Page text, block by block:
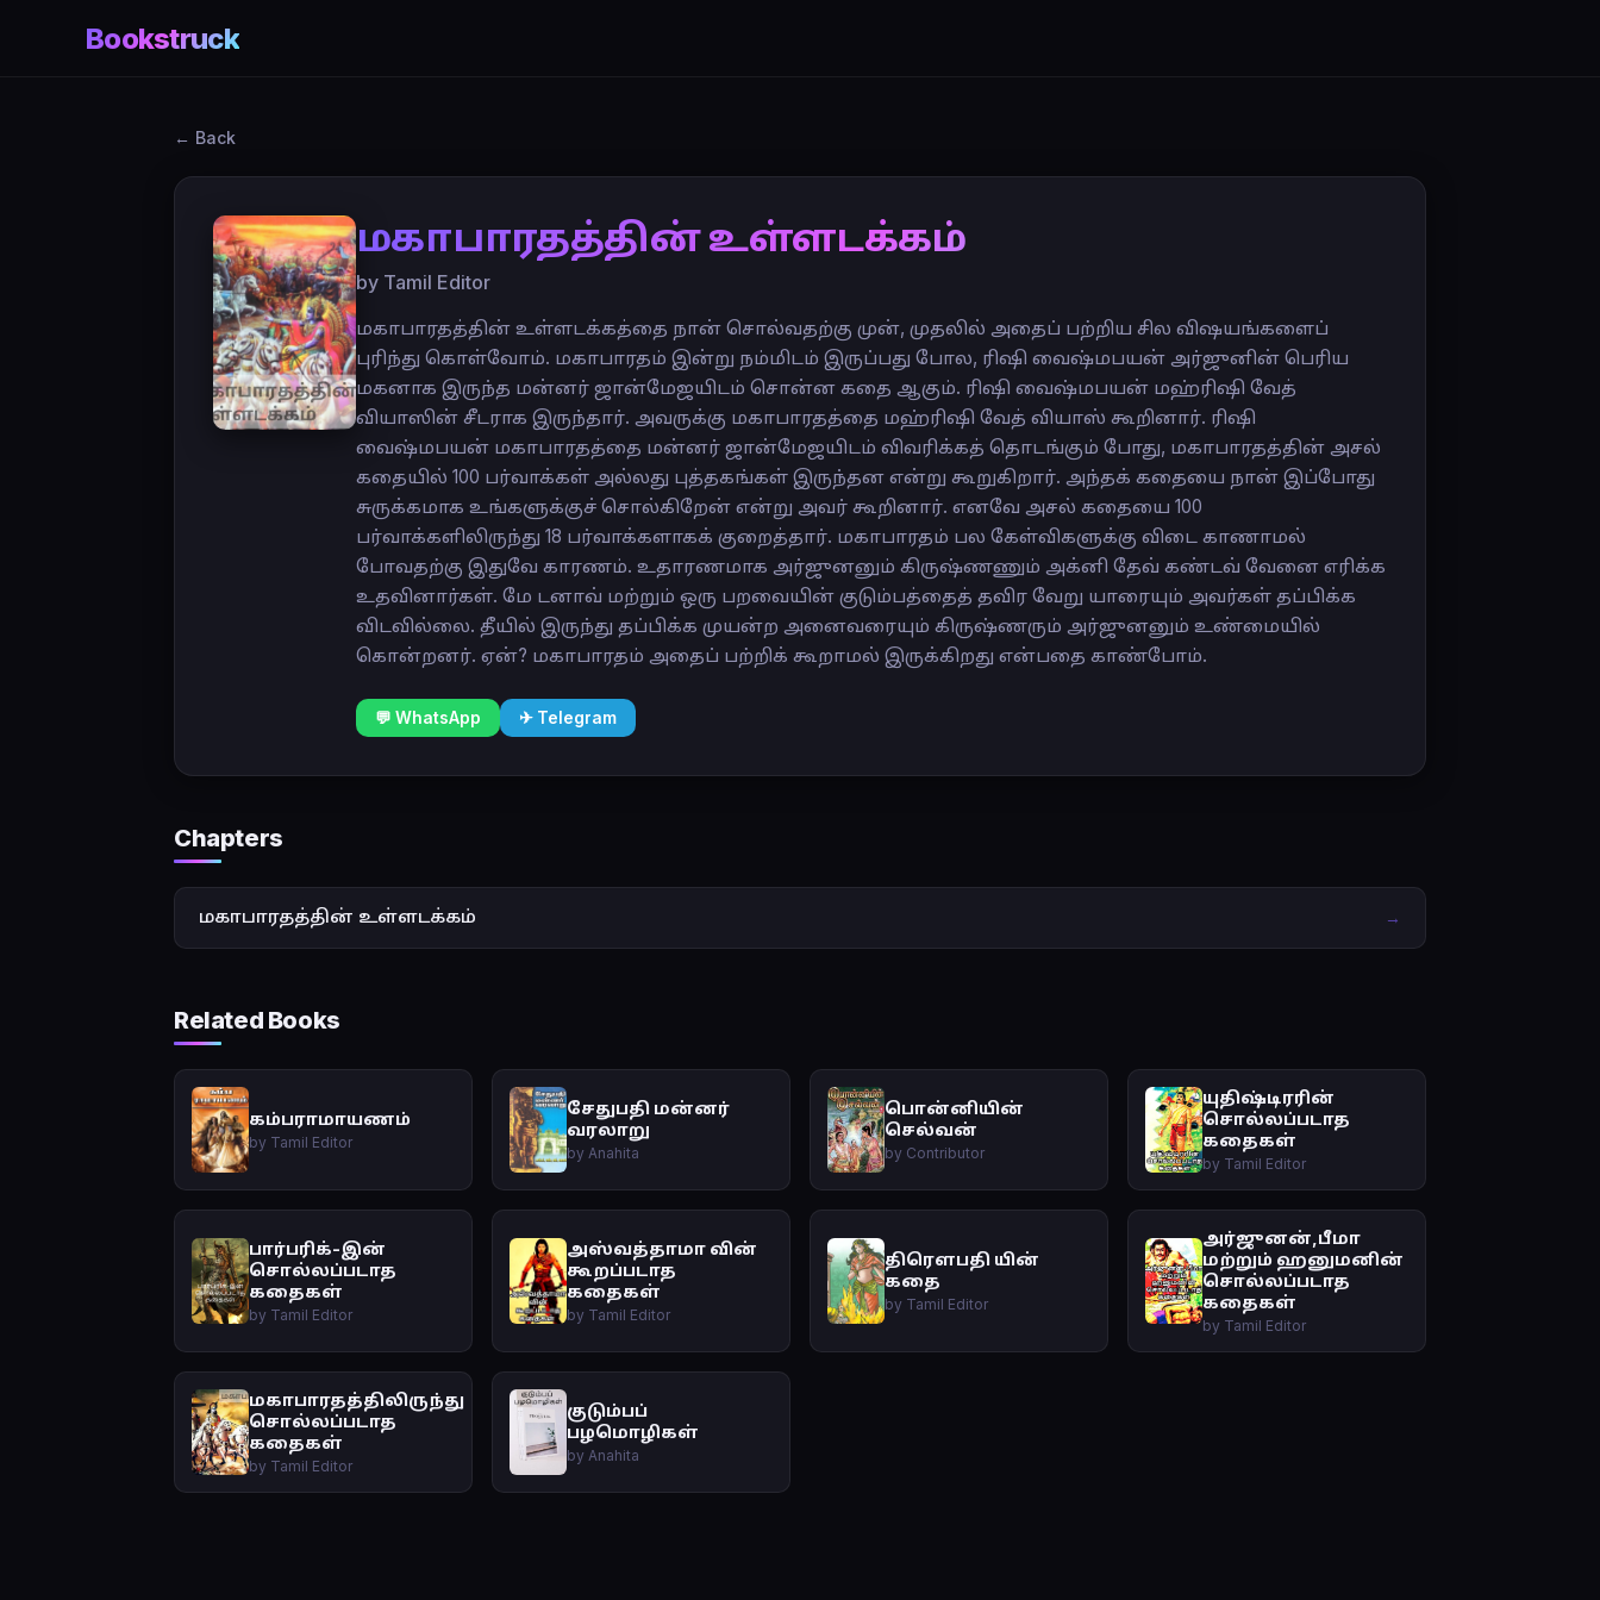
Bookstruck
← Back
மகாபாரதத்தின் உள்ளடக்கம்
by Tamil Editor
மகாபாரதத்தின் உள்ளடக்கத்தை நான் சொல்வதற்கு முன், முதலில் அதைப் பற்றிய சில விஷயங்களைப்
புரிந்து கொள்வோம். மகாபாரதம் இன்று நம்மிடம் இருப்பது போல, ரிஷி வைஷ்மபயன் அர்ஜுனின் பெரிய
மகனாக இருந்த மன்னர் ஜான்மேஜயிடம் சொன்ன கதை ஆகும். ரிஷி வைஷ்மபயன் மஹ்ரிஷி வேத்
வியாஸின் சீடராக இருந்தார். அவருக்கு மகாபாரதத்தை மஹ்ரிஷி வேத் வியாஸ் கூறினார். ரிஷி
வைஷ்மபயன் மகாபாரதத்தை மன்னர் ஜான்மேஜயிடம் விவரிக்கத் தொடங்கும் போது, மகாபாரதத்தின் அசல்
கதையில் 100 பர்வாக்கள் அல்லது புத்தகங்கள் இருந்தன என்று கூறுகிறார். அந்தக் கதையை நான் இப்போது
சுருக்கமாக உங்களுக்குச் சொல்கிறேன் என்று அவர் கூறினார். எனவே அசல் கதையை 100
பர்வாக்களிலிருந்து 18 பர்வாக்களாகக் குறைத்தார். மகாபாரதம் பல கேள்விகளுக்கு விடை காணாமல்
போவதற்கு இதுவே காரணம். உதாரணமாக அர்ஜுனனும் கிருஷ்ணணும் அக்னி தேவ் கண்டவ் வேனை எரிக்க
உதவினார்கள். மே டனாவ் மற்றும் ஒரு பறவையின் குடும்பத்தைத் தவிர வேறு யாரையும் அவர்கள் தப்பிக்க
விடவில்லை. தீயில் இருந்து தப்பிக்க முயன்ற அனைவரையும் கிருஷ்ணரும் அர்ஜுனனும் உண்மையில்
கொன்றனர். ஏன்? மகாபாரதம் அதைப் பற்றிக் கூறாமல் இருக்கிறது என்பதை காண்போம்.
💬 WhatsApp ✈ Telegram
Chapters
மகாபாரதத்தின் உள்ளடக்கம் →
Related Books
கம்பராமாயணம்
by Tamil Editor
சேதுபதி மன்னர்
வரலாறு
by Anahita
பொன்னியின்
செல்வன்
by Contributor
யுதிஷ்டிரரின்
சொல்லப்படாத
கதைகள்
by Tamil Editor
பார்பரிக்-இன்
சொல்லப்படாத
கதைகள்
by Tamil Editor
அஸ்வத்தாமா வின்
கூறப்படாத
கதைகள்
by Tamil Editor
திரௌபதி யின்
கதை
by Tamil Editor
அர்ஜுனன்,பீமா
மற்றும் ஹனுமனின்
சொல்லப்படாத
கதைகள்
by Tamil Editor
மகாபாரதத்திலிருந்து
சொல்லப்படாத
கதைகள்
by Tamil Editor
குடும்பப்
பழமொழிகள்
by Anahita